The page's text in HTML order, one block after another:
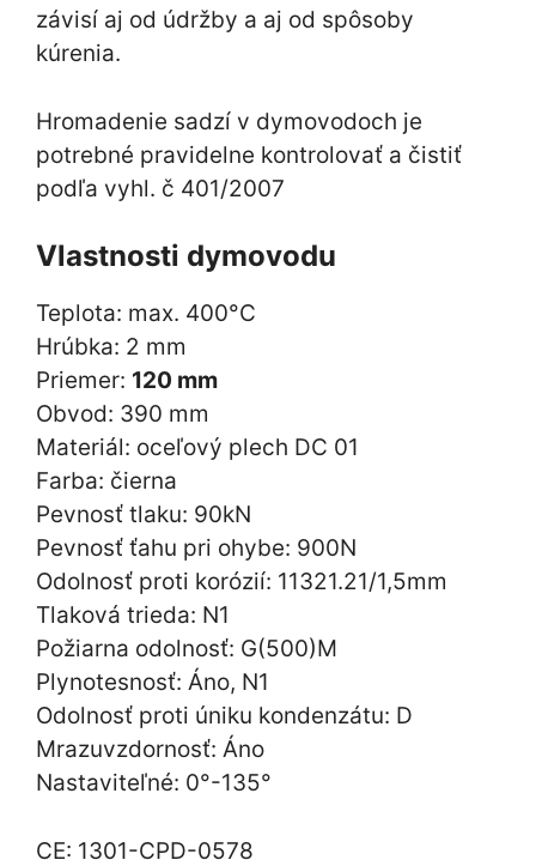
závisí aj od údržby a aj od spôsoby
kúrenia.
Hromadenie sadzí v dymovodoch je
potrebné pravidelne kontrolovať a čistiť
podľa vyhl. č 401/2007
Vlastnosti dymovodu
Teplota: max. 400°C
Hrúbka: 2 mm
Priemer: 120 mm
Obvod: 390 mm
Materiál: oceľový plech DC 01
Farba: čierna
Pevnosť tlaku: 90kN
Pevnosť ťahu pri ohybe: 900N
Odolnosť proti korózií: 11321.21/1,5mm
Tlaková trieda: N1
Požiarna odolnosť: G(500)M
Plynotesnosť: Áno, N1
Odolnosť proti úniku kondenzátu: D
Mrazuvzdornosť: Áno
Nastaviteľné: 0°-135°
CE: 1301-CPD-0578